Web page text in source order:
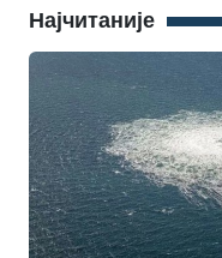
Најчитаније